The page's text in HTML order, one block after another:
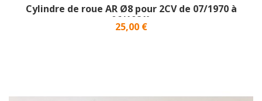
Cylindre de roue AR Ø8 pour 2CV de 07/1970 à
06/1981}
Prix
25,00 €